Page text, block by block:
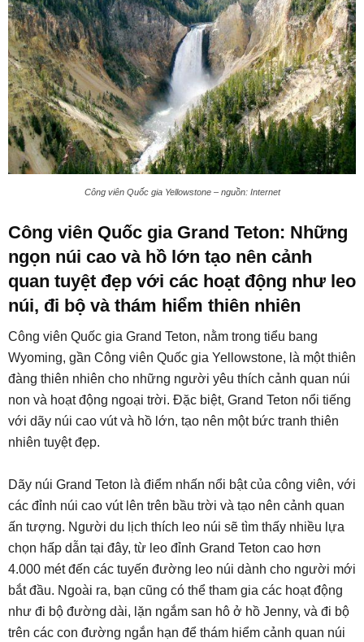
Công viên Quốc gia Yellowstone – nguồn: Internet
Công viên Quốc gia Grand Teton: Những
ngọn núi cao và hồ lớn tạo nên cảnh
quan tuyệt đẹp với các hoạt động như leo
núi, đi bộ và thám hiểm thiên nhiên
Công viên Quốc gia Grand Teton, nằm trong tiểu bang
Wyoming, gần Công viên Quốc gia Yellowstone, là một thiên
đàng thiên nhiên cho những người yêu thích cảnh quan núi
non và hoạt động ngoại trời. Đặc biệt, Grand Teton nổi tiếng
với dãy núi cao vút và hồ lớn, tạo nên một bức tranh thiên
nhiên tuyệt đẹp.
Dãy núi Grand Teton là điểm nhấn nổi bật của công viên, với
các đỉnh núi cao vút lên trên bầu trời và tạo nên cảnh quan
ấn tượng. Người du lịch thích leo núi sẽ tìm thấy nhiều lựa
chọn hấp dẫn tại đây, từ leo đỉnh Grand Teton cao hơn
4.000 mét đến các tuyến đường leo núi dành cho người mới
bắt đầu. Ngoài ra, bạn cũng có thể tham gia các hoạt động
như đi bộ đường dài, lặn ngắm san hô ở hồ Jenny, và đi bộ
trên các con đường ngắn hạn để thám hiểm cảnh quan núi